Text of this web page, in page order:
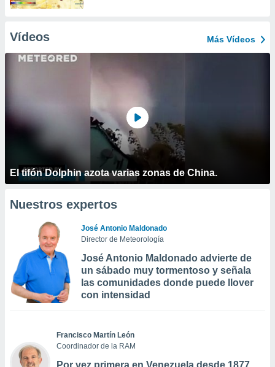
Vídeos Más Vídeos
El tifón Dolphin azota varias zonas de China.
Nuestros expertos
José Antonio Maldonado
Director de Meteorología
José Antonio Maldonado advierte de
un sábado muy tormentoso y señala
las comunidades donde puede llover
con intensidad
Francisco Martín León
Coordinador de la RAM
Por vez primera en Venezuela desde 1877,